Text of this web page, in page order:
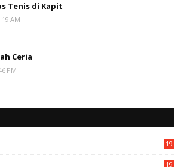
Tenis di Kapit
AM
Ceria
PM
19
19